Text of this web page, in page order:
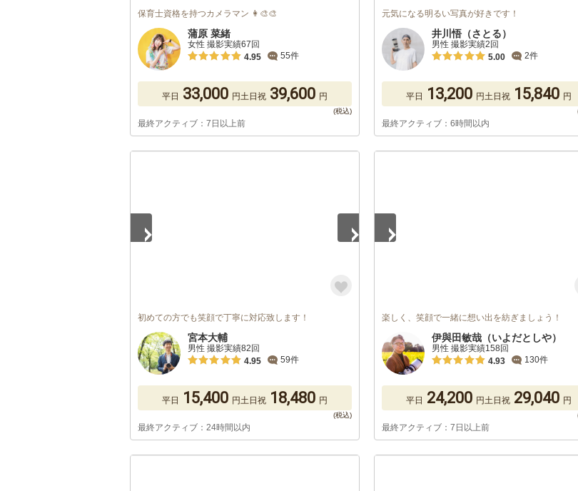
保育士資格を持つカメラマン 👩‍🎨🎨
蒲原 菜緒
女性 撮影実績67回
4.95
55件
平日 33,000 円土日祝 39,600 円
最終アクティブ：7日以上前
元気になる明るい写真が好きです！
井川悟（さとる）
男性 撮影実績2回
5.00
2件
平日 13,200 円土日祝 15,840 円
最終アクティブ：6時間以内
初めての方でも笑顔で丁寧に対応致します！
宮本大輔
男性 撮影実績82回
4.95
59件
平日 15,400 円土日祝 18,480 円
最終アクティブ：24時間以内
楽しく、笑顔で一緒に想い出を紡ぎましょう！
伊與田敏哉（いよだとしや）
男性 撮影実績158回
4.93
130件
平日 24,200 円土日祝 29,040 円
最終アクティブ：7日以上前